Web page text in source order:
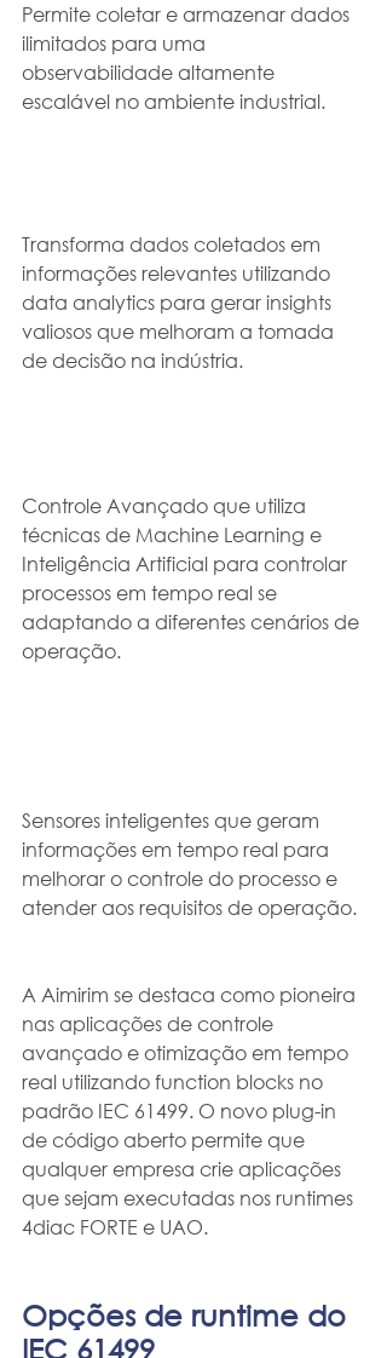
Permite coletar e armazenar dados
ilimitados para uma
observabilidade altamente
escalável no ambiente industrial.
Transforma dados coletados em
informações relevantes utilizando
data analytics para gerar insights
valiosos que melhoram a tomada
de decisão na indústria.
Controle Avançado que utiliza
técnicas de Machine Learning e
Inteligência Artificial para controlar
processos em tempo real se
adaptando a diferentes cenários de
operação. ​
Sensores inteligentes que geram
informações em tempo real para
melhorar o controle do processo e
atender aos requisitos de operação.
A Aimirim se destaca como pioneira
nas aplicações de controle
avançado e otimização em tempo
real utilizando function blocks no
padrão IEC 61499. O novo plug-in
de código aberto permite que
qualquer empresa crie aplicações
que sejam executadas nos runtimes
4diac FORTE e UAO.
Opções de runtime do
IEC 61499